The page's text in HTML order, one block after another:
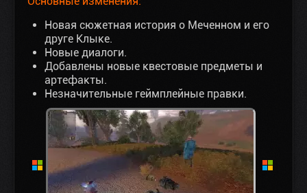
Новая сюжетная история о Меченном и его
друге Клыке.
Новые диалоги.
Добавлены новые квестовые предметы и
артефакты.
Незначительные геймплейные правки.